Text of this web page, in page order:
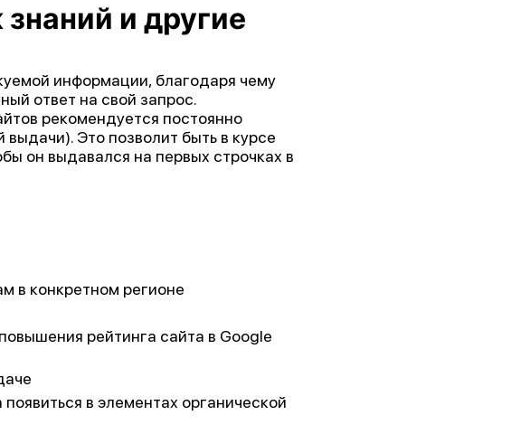
и другие
информации, благодаря чему
ответ на свой запрос.
рекомендуется постоянно
Это позволит быть в курсе
он выдавался на первых строчках в
в конкретном регионе
рейтинга сайта в Google
в элементах органической